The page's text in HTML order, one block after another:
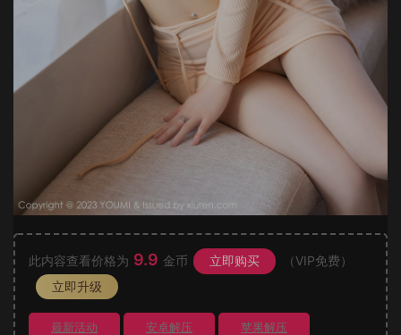
此内容查看价格为 9.9 金币 立即购买
（VIP免费）
立即升级
最新活动 安卓解压 苹果解压